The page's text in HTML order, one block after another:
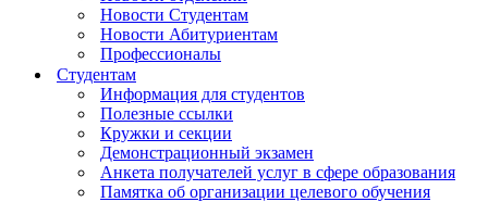
Новости Студентам
Новости Абитуриентам
Профессионалы
Студентам
Информация для студентов
Полезные ссылки
Кружки и секции
Демонстрационный экзамен
Анкета получателей услуг в сфере образования
Памятка об организации целевого обучения